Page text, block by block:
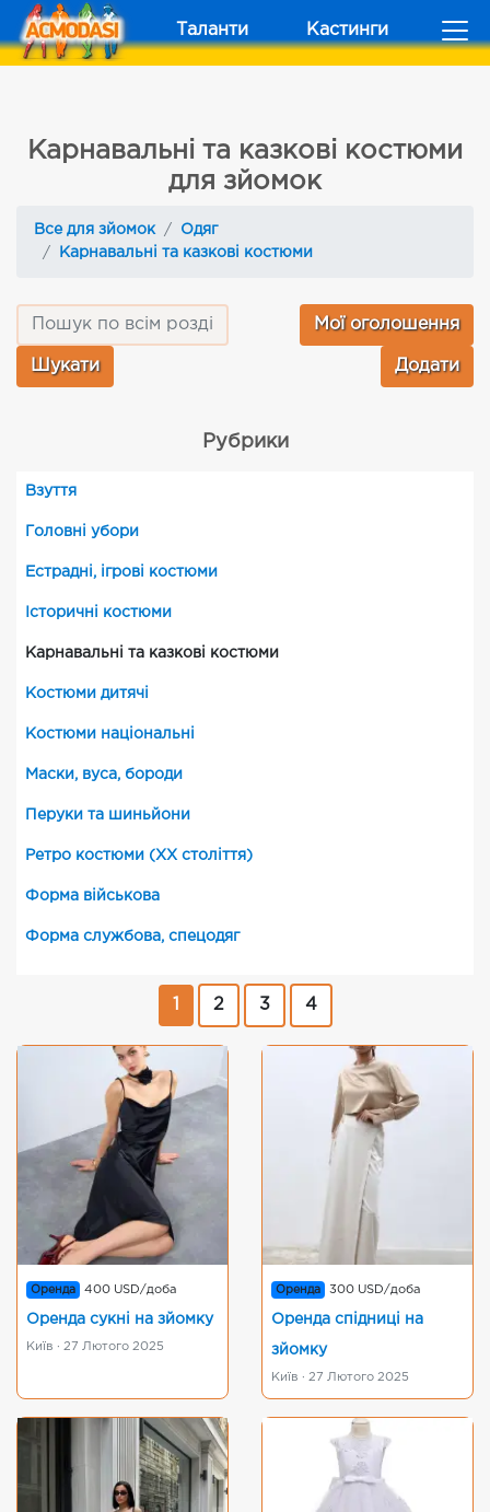
Таланти Кастинги
Карнавальні та казкові костюми
для зйомок
Все для зйомок
Одяг
Карнавальні та казкові костюми
Мої оголошення
Додати
Рубрики
Взуття
Головні убори
Естрадні, ігрові костюми
Історичні костюми
Карнавальні та казкові костюми
Костюми дитячі
Костюми національні
Маски, вуса, бороди
Перуки та шиньйони
Ретро костюми (XX століття)
Форма військова
Форма службова, спецодяг
2 3 4
Оренда 400 USD/доба
Оренда сукні на зйомку
Київ · 27 Лютого 2025
Оренда 300 USD/доба
Оренда спідниці на
зйомку
Київ · 27 Лютого 2025